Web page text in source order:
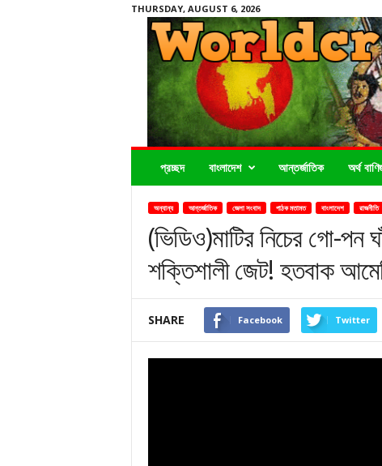
THURSDAY, AUGUST 6, 2026
প্রচ্ছদ বাংলাদেশ আন্তর্জাতিক অর্থ
অন্যান্য আন্তর্জাতিক জেলা সংবাদ পাঠক মতামত বাংলাদেশ রাজনীতি
(ভিডিও)মাটির নিচের গো-পন
শক্তিশালী জেট! হতবাক
SHARE Facebook Twitter